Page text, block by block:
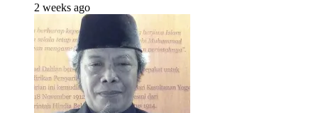
2 weeks ago